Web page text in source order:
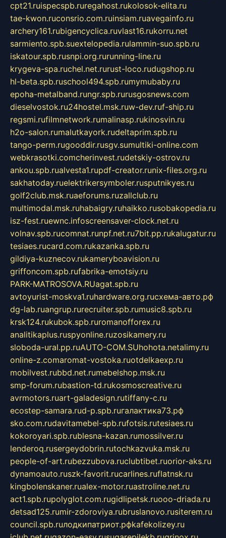
cpt21.ruispecspb.ruregahost.rukolosok-elita.ru
tae-kwon.ruconsrio.com.ruinsiam.ruavegainfo.ru
archery161.rubigencyclica.ruvlast16.rukorru.net
sarmiento.spb.suextelopedia.rulammin-suo.spb.ru
iskatour.spb.rusnpi.org.rurunning-line.ru
krygeva-spa.ruchel.net.rurust-loco.rudugshop.ru
hl-beta.spb.ruschool494.spb.rumymubaby.ru
epoha-metalband.rungr.spb.rurusgosnews.com
dieselvostok.ru24hostel.msk.ruw-dev.ruf-ship.ru
regsmi.rufilmnetwork.rumalinasp.rukinosvin.ru
h2o-salon.rumalutkayork.rudeltaprim.spb.ru
tango-perm.rugooddir.rusgv.sumultiki-online.com
webkrasotki.comcherinvest.rudetskiy-ostrov.ru
ankou.spb.rualvesta1.rupdf-creator.runix-files.org.ru
sakhatoday.ruelektrikersymboler.rusputnikyes.ru
golf2club.msk.ruaeforums.ruzallclub.ru
multimodal.msk.ruhabaigry.ruhaikko.rusobakopedia.ru
isz-fest.ruewnc.infoscreensaver-clock.net.ru
volnav.spb.rucomnat.runpf.net.ru7bit.pp.rukalugatur.ru
tesiaes.rucard.com.rukazanka.spb.ru
gildiya-kuznecov.rukameryboavision.ru
griffoncom.spb.rufabrika-emotsiy.ru
PARK-MATROSOVA.RUagat.spb.ru
avtoyurist-moskva1.ruhardware.org.ruсхема-авто.рф
dg-lab.ruangrup.rurecruiter.spb.rumusic8.spb.ru
krsk124.rukubok.spb.ruromanofforex.ru
analitikaplus.ruspyonline.ruzosikamery.ru
sloboda-ural.pp.ruAUTO-COM.SUhohota.netalimy.ru
online-z.comaromat-vostoka.ruotdelkaexp.ru
mobilvest.rubbd.net.rumebelshop.msk.ru
smp-forum.rubastion-td.rukosmoscreative.ru
avrmotors.ruart-galadesign.rutiffany-c.ru
ecostep-samara.rud-p.spb.ruгалактика73.рф
sko.com.rudavitamebel-spb.rufotsis.rutesiaes.ru
kokoroyari.spb.rublesna-kazan.rumossilver.ru
lenderoq.rusergeydobrin.rutochkazvuka.msk.ru
people-of-art.rubezzubova.ruclubtibet.ruorior-aks.ru
dynamoauto.ruszk-favorit.rucarlines.ruflatnsk.ru
kingbolenskaner.rualex-motor.ruastroline.net.ru
act1.spb.rupolyglot.com.rugidlipetsk.ruooo-driada.ru
detsad125.rumir-zdoroviya.rubruslanovo.rusiterem.ru
council.spb.ruлодкипатриот.рфkafekolizey.ru